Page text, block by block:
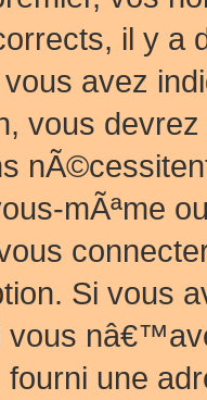
il y a
avez
vous
mÃªme
Si vous
vous
fourni une